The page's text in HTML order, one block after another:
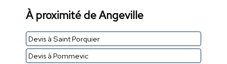
À proximité de Angeville
Devis à Saint Porquier
Devis à Pommevic